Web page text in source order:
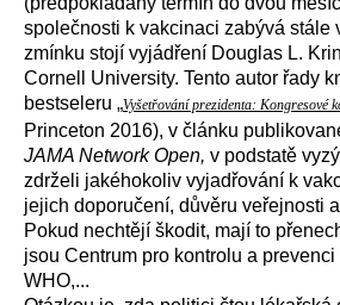
společnosti k vakcinaci zabývá stále
zmínku stojí vyjádření Douglas L.
Cornell University. Tento autor řady
bestseleru „Vyšetřování prezidenta: Kongresové
Princeton 2016), v článku publikovan
JAMA Network Open, v podstatě v
zdrželi jakéhokoliv vyjadřování k
jejich doporučení, důvěru veřejnosti
Pokud nechtějí škodit, mají to
jsou Centrum pro kontrolu a
WHO,...